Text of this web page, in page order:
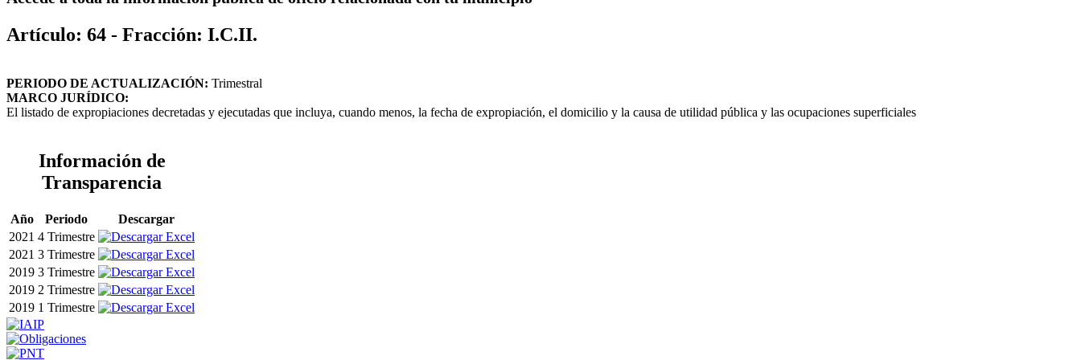
Artículo: 64 - Fracción: I.C.II.
PERIODO DE ACTUALIZACIÓN: Trimestral
MARCO JURÍDICO:
El listado de expropiaciones decretadas y ejecutadas que incluya, cuando menos, la fecha de expropiación, el domicilio y la causa de utilidad pública y las ocupaciones superficiales
Información de
Transparencia
Año Periodo
Descargar
2021 4 Trimestre
2021 3 Trimestre
2019 3 Trimestre
2019 2 Trimestre
2019 1 Trimestre